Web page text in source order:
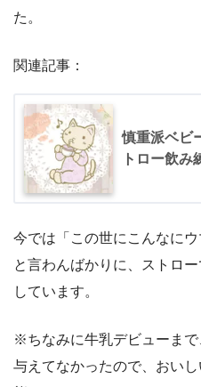
た。
関連記事：
慎重派ベビ
トロー飲み
今では「この世にこんなに
と言わんばかりに、ストロ
しています。
※ちなみに牛乳デビューま
与えてなかったので、おい